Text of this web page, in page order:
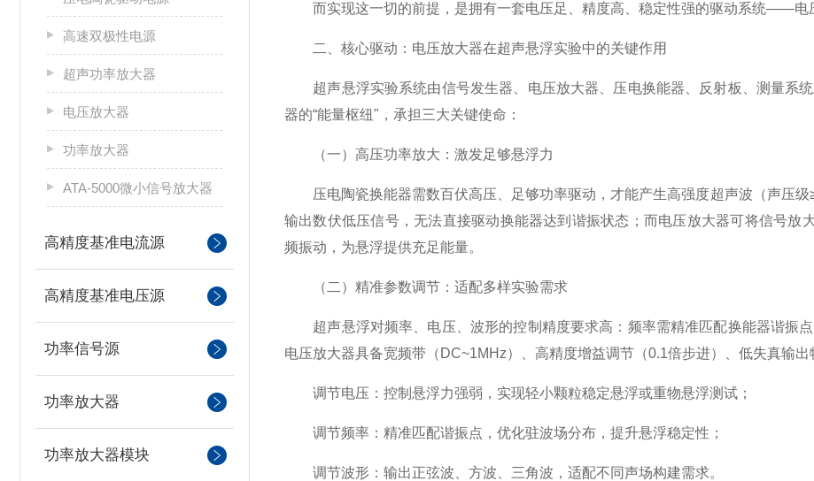
高速双极性电源
超声功率放大器
电压放大器
功率放大器
ATA-5000微小信号放大器
高精度基准电流源
高精度基准电压源
功率信号源
功率放大器
功率放大器模块
而实现这一切的前提，是拥有一套电压足、精度高、稳定性强的驱动系统——电
二、核心驱动：电压放大器在超声悬浮实验中的关键作用
超声悬浮实验系统由信号发生器、电压放大器、压电换能器、反射板、测量系
器的“能量枢纽"，承担三大关键使命：
（一）高压功率放大：激发足够悬浮力
压电陶瓷换能器需数百伏高压、足够功率驱动，才能产生高强度超声波（声压级
输出数伏低压信号，无法直接驱动换能器达到谐振状态；而电压放大器可将信号放
频振动，为悬浮提供充足能量。
（二）精准参数调节：适配多样实验需求
超声悬浮对频率、电压、波形的控制精度要求高：频率需精准匹配换能器谐振
电压放大器具备宽频带（DC~1MHz）、高精度增益调节（0.1倍步进）、低失真输
调节电压：控制悬浮力强弱，实现轻小颗粒稳定悬浮或重物悬浮测试；
调节频率：精准匹配谐振点，优化驻波场分布，提升悬浮稳定性；
调节波形：输出正弦波、方波、三角波，适配不同声场构建需求。